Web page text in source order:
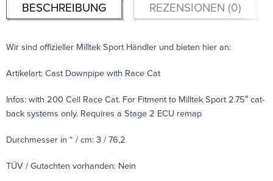
BESCHREIBUNG REZENSIONEN (0)
Wir sind offizieller Milltek Sport Händler und bieten hier an:
Artikelart: Cast Downpipe with Race Cat
Infos: with 200 Cell Race Cat. For Fitment to Milltek Sport 2.75″ cat-
back systems only. Requires a Stage 2 ECU remap
Durchmesser in “ / cm: 3 / 76,2
TÜV / Gutachten vorhanden: Nein